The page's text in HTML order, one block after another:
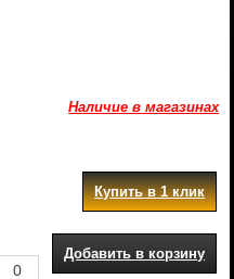
Наличие в магазинах
Купить в 1 клик
Добавить в корзину